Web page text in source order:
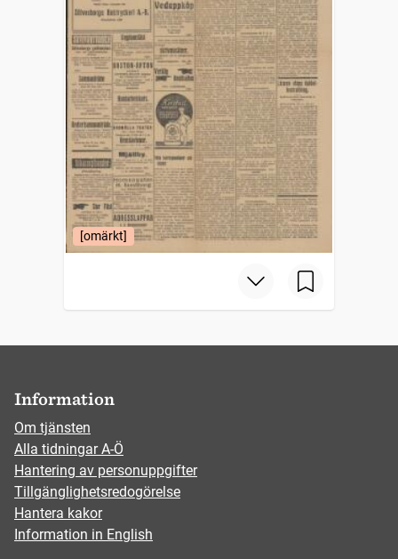
[omärkt]
Information
Om tjänsten
Alla tidningar A-Ö
Hantering av personuppgifter
Tillgänglighetsredogörelse
Hantera kakor
Information in English